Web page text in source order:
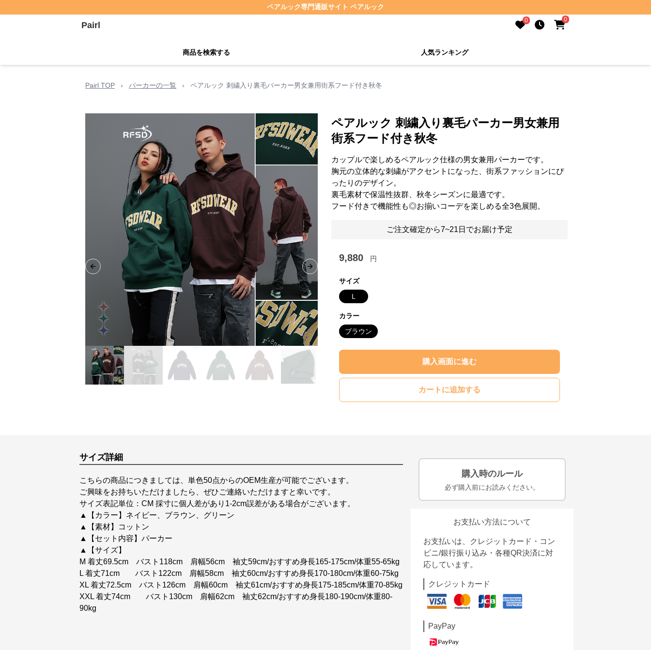
ペアルック専門通販サイト ペアルック
Pairl 0 0
商品を検索する 人気ランキング
Pairl TOP › パーカーの一覧 › ペアルック 刺繍入り裏毛パーカー男女兼用街系フード付き秋冬
Previous slide Next slide
ペアルック 刺繍入り裏毛パーカー男女兼用
街系フード付き秋冬
カップルで楽しめるペアルック仕様の男女兼用パーカーです。
胸元の立体的な刺繍がアクセントになった、街系ファッションにぴ
ったりのデザイン。
裏毛素材で保温性抜群、秋冬シーズンに最適です。
フード付きで機能性も◎お揃いコーデを楽しめる全3色展開。
ご注文確定から7~21日でお届け予定
9,880 円
サイズ
L
カラー
ブラウン
購入画面に進む
カートに追加する
サイズ詳細
こちらの商品につきましては、単色50点からのOEM生産が可能でございます。
ご興味をお持ちいただけましたら、ぜひご連絡いただけますと幸いです。
サイズ表記単位：CM 採寸に個人差があり1-2cm誤差がある場合がございます。
▲【カラー】ネイビー、ブラウン、グリーン
▲【素材】コットン
▲【セット内容】パーカー
▲【サイズ】
M 着丈69.5cm バスト118cm 肩幅56cm 袖丈59cm/おすすめ身長165-175cm/体重55-65kg
L 着丈71cm バスト122cm 肩幅58cm 袖丈60cm/おすすめ身長170-180cm/体重60-75kg
XL 着丈72.5cm バスト126cm 肩幅60cm 袖丈61cm/おすすめ身長175-185cm/体重70-85kg
XXL 着丈74cm バスト130cm 肩幅62cm 袖丈62cm/おすすめ身長180-190cm/体重80-
90kg
購入時のルール
必ず購入前にお読みください。
お支払い方法について
お支払いは、クレジットカード・コン
ビニ/銀行振り込み・各種QR決済に対
応しています。
クレジットカード
PayPay